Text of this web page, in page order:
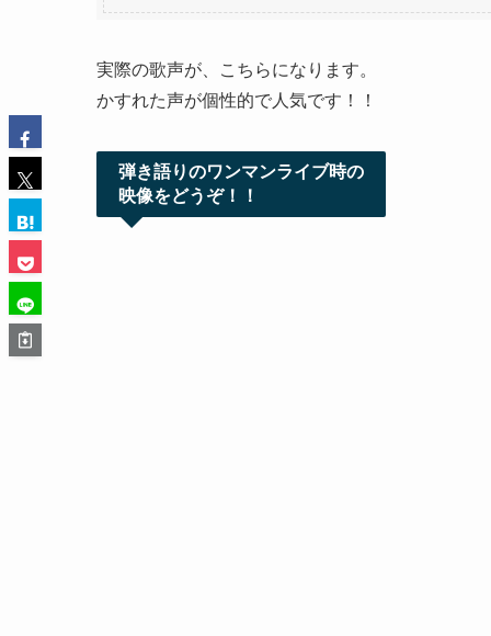
実際の歌声が、こちらになります。
かすれた声が個性的で人気です！！
弾き語りのワンマンライブ時の
映像をどうぞ！！